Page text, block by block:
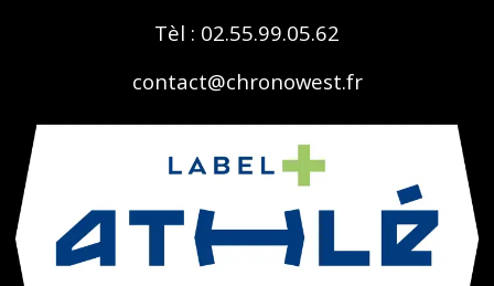
Tèl : 02.55.99.05.62
contact@chronowest.fr